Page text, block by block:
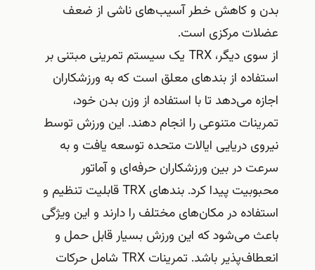
بدن و کاهش خطر آسیب‌های ناشی از ضعف
عضلات مرکزی است.
از سوی دیگر، TRX یک سیستم تمرینی مبتنی بر
استفاده از بندهای معلق است که به ورزشکاران
اجازه می‌دهد تا با استفاده از وزن بدن خود،
تمرینات متنوعی را انجام دهند. این ورزش توسط
نیروی دریایی ایالات متحده توسعه یافت و به
سرعت در بین ورزشکاران حرفه‌ای و آماتور
محبوبیت پیدا کرد. بندهای TRX قابلیت تنظیم و
استفاده در مکان‌های مختلف را دارند و این ویژگی
باعث می‌شود که این ورزش بسیار قابل حمل و
انعطاف‌پذیر باشد. تمرینات TRX شامل حرکات